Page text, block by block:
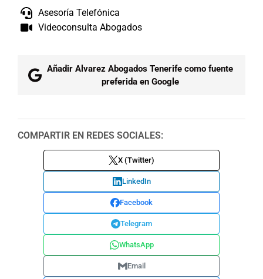
Asesoría Telefónica
Videoconsulta Abogados
Añadir Alvarez Abogados Tenerife como fuente
preferida en Google
COMPARTIR EN REDES SOCIALES:
X (Twitter)
LinkedIn
Facebook
Telegram
WhatsApp
Email